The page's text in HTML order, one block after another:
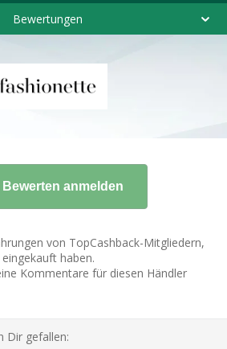
Bewertungen
von TopCashback-Mitgliedern,
haben.
Kommentare für diesen Händler
Dir gefallen: